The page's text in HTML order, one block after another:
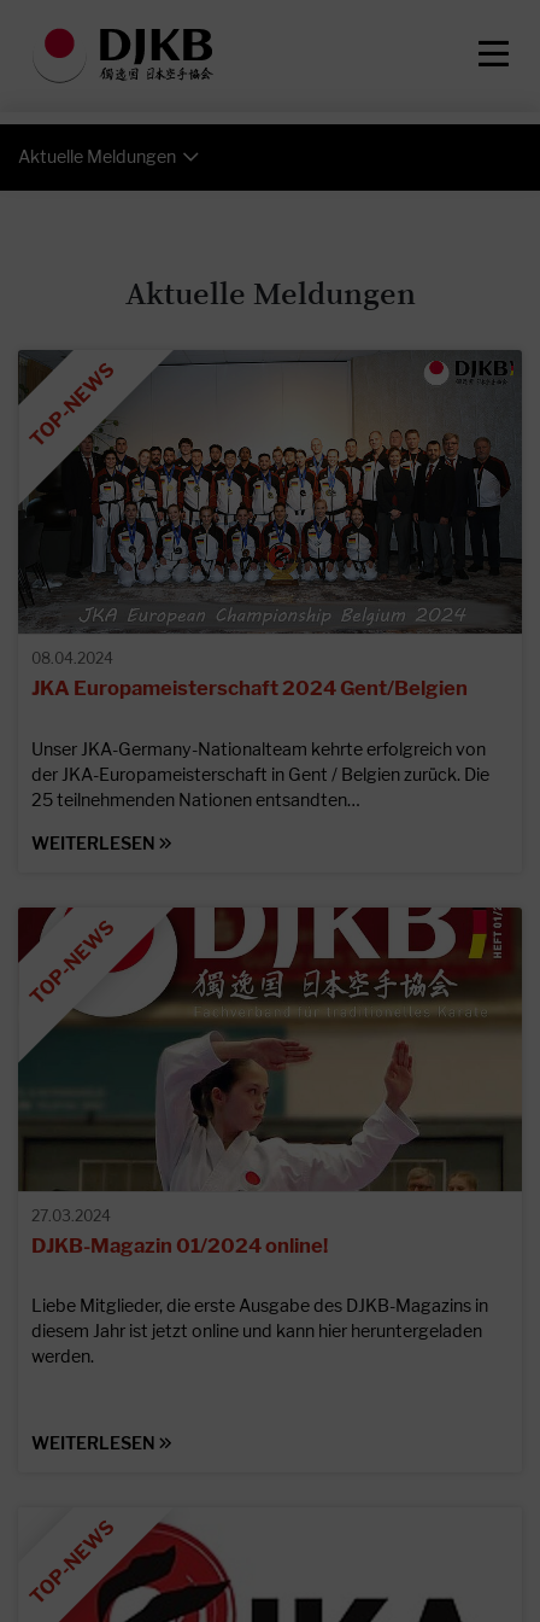
Aktuelle Meldungen
Aktuelle Meldungen
08.04.2024
JKA Europameisterschaft 2024 Gent/Belgien
Unser JKA-Germany-Nationalteam kehrte erfolgreich von
der JKA-Europameisterschaft in Gent / Belgien zurück. Die
25 teilnehmenden Nationen entsandten…
WEITERLESEN
27.03.2024
DJKB-Magazin 01/2024 online!
Liebe Mitglieder, die erste Ausgabe des DJKB-Magazins in
diesem Jahr ist jetzt online und kann hier heruntergeladen
werden.
WEITERLESEN